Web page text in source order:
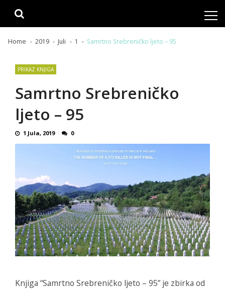
Home 2019 Juli 1 Samrtno Srebreničko ljeto – 95
PRIKAZ KNJIGA
Samrtno Srebreničko
ljeto – 95
1 Jula, 2019 0
Knjiga “Samrtno Srebreničko ljeto – 95” je zbirka od